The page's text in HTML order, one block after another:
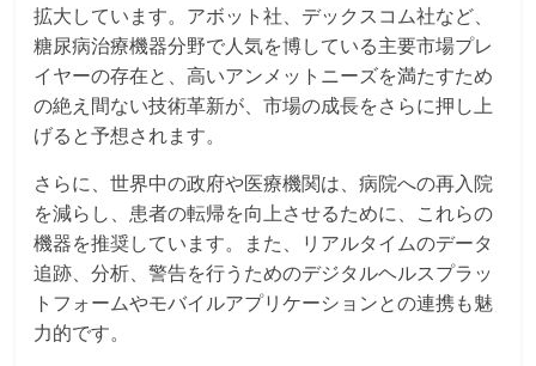
拡大しています。アボット社、デックスコム社など、
糖尿病治療機器分野で人気を博している主要市場プレ
イヤーの存在と、高いアンメットニーズを満たすため
の絶え間ない技術革新が、市場の成長をさらに押し上
げると予想されます。
さらに、世界中の政府や医療機関は、病院への再入院
を減らし、患者の転帰を向上させるために、これらの
機器を推奨しています。また、リアルタイムのデータ
追跡、分析、警告を行うためのデジタルヘルスプラッ
トフォームやモバイルアプリケーションとの連携も魅
力的です。